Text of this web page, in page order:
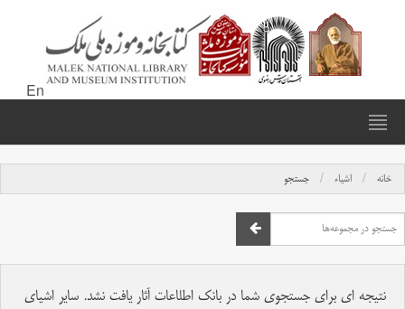
En
خانه اشیاء جستجو
نتیجه ای برای جستجوی شما در بانک اطلاعات آثار یافت نشد. سایر اشیای